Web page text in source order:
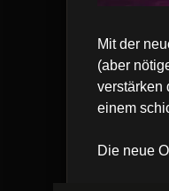
Mit der
(aber
verstärken
einem
Die neue